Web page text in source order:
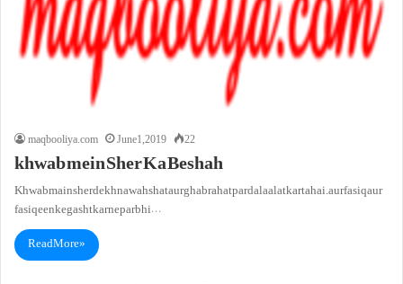
maqbooliya.com June 1, 2019 22
khwab mein Sher Ka Beshah
Khwab main sher dekhna wahshat aur ghabrahat par dalaalat karta hai. aur fasiq aur
fasiqeen ke gasht karne par bhi…
Read More »